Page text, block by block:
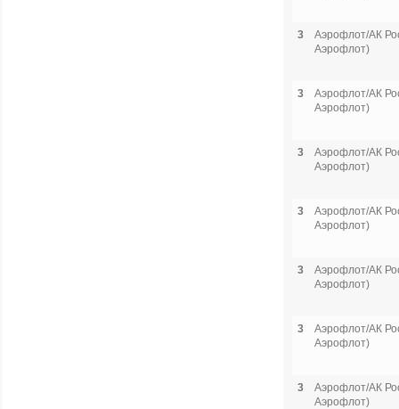
3
Аэрофлот/АК
Аэрофлот)
3
Аэрофлот/АК
Аэрофлот)
3
Аэрофлот/АК
Аэрофлот)
3
Аэрофлот/АК
Аэрофлот)
3
Аэрофлот/АК
Аэрофлот)
3
Аэрофлот/АК
Аэрофлот)
3
Аэрофлот/АК
Аэрофлот)